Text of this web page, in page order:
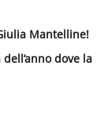
Mantelline!
dove la